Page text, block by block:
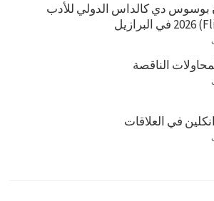
بوسوس دي كالداس الدولي للأدب
الناقصة
في العلاقات